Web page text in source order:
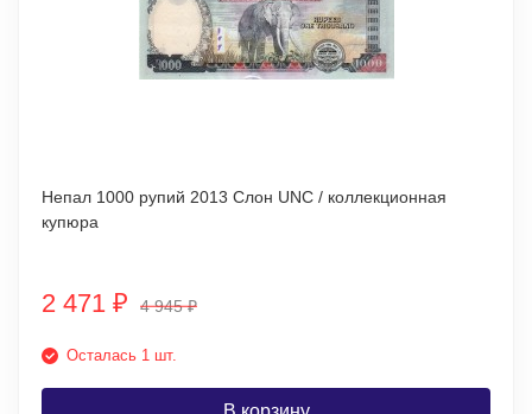
Непал 1000 рупий 2013 Слон UNC / коллекционная
купюра
2 471 ₽ 4 945₽
Осталась 1 шт.